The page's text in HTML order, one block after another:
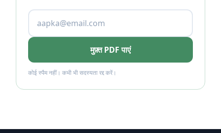
मुफ़्त PDF पाएं
कोई स्पैम नहीं। कभी भी सदस्यता रद्द करें।